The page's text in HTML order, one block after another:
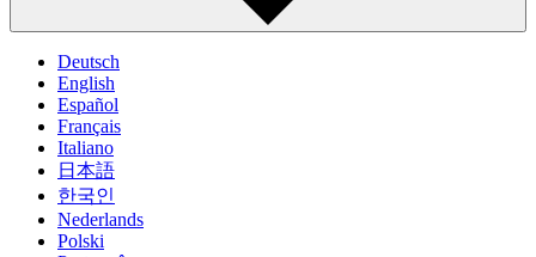
Deutsch
English
Español
Français
Italiano
日本語
한국인
Nederlands
Polski